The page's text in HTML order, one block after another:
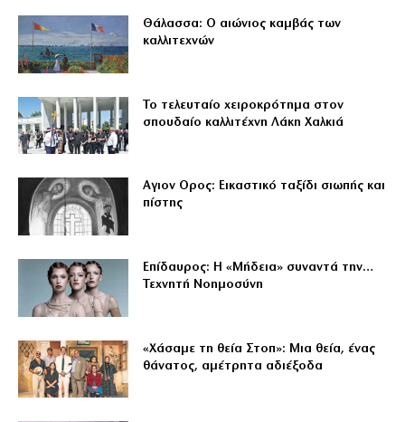
Θάλασσα: Ο αιώνιος καμβάς των
καλλιτεχνών
Το τελευταίο χειροκρότημα στον
σπουδαίο καλλιτέχνη Λάκη Χαλκιά
Αγιον Ορος: Εικαστικό ταξίδι σιωπής και
πίστης
Επίδαυρος: Η «Μήδεια» συναντά την…
Τεχνητή Νοημοσύνη
«Χάσαμε τη θεία Στοπ»: Μια θεία, ένας
θάνατος, αμέτρητα αδιέξοδα